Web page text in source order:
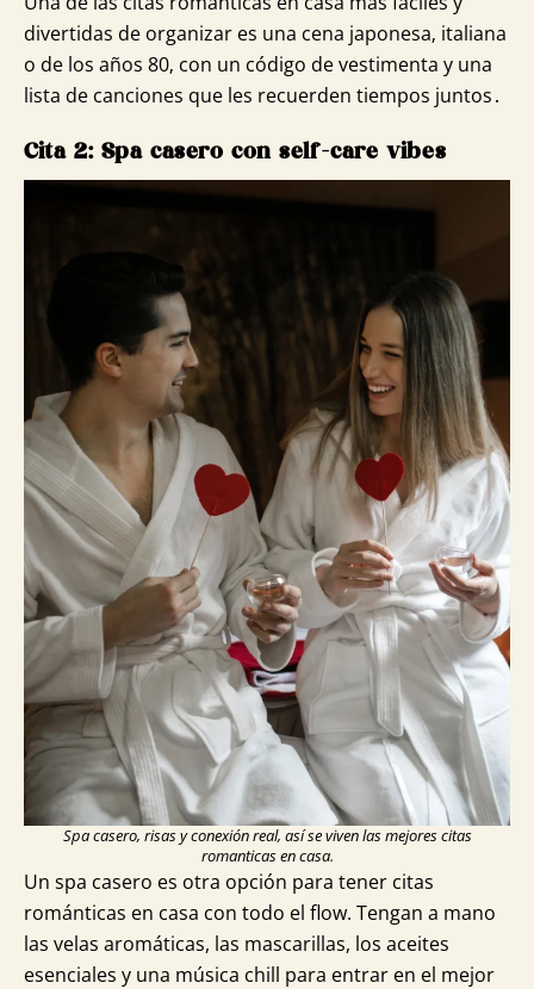
divertidas de organizar es una cena japonesa‚ italiana
o de los años 80‚ con un código de vestimenta y una
lista de canciones que les recuerden tiempos juntos․
Cita 2: Spa casero con self-care vibes
Spa casero, risas y conexión real, así se viven las mejores citas
romanticas en casa.
Un spa casero es otra opción para tener citas
románticas en casa con todo el flow. Tengan a mano
las velas aromáticas, las mascarillas, los aceites
esenciales y una música chill para entrar en el mejor